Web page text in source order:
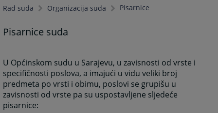
Rad suda Organizacija suda Pisarnice
Pisarnice suda
U Općinskom sudu u Sarajevu, u zavisnosti od vrste i
specifičnosti poslova, a imajući u vidu veliki broj
predmeta po vrsti i obimu, poslovi se grupišu u
zavisnosti od vrste pa su uspostavljene sljedeće
pisarnice: